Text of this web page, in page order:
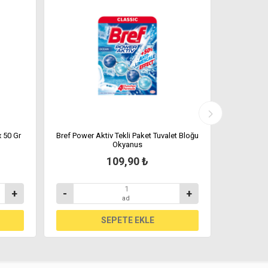
50 Gr
+
Bref Power Aktiv Tekli Paket Tuvalet Bloğu
Okyanus
109,90 ₺
- ad +